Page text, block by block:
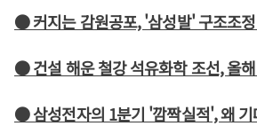
● 커지는 감원공포, '삼성발' 구조조
● 건설 해운 철강 석유화학 조선, 올
● 삼성전자의 1분기 '깜짝실적', 왜 기